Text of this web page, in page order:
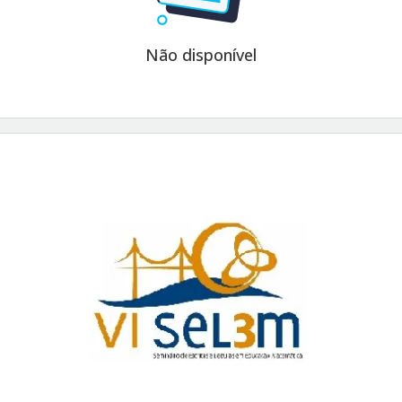
Orais em Rodas de Conversa estão
planilha se localiza as abas referente a cada sala de
dos trabalhos estão disponíveis no seguinte
Não disponível